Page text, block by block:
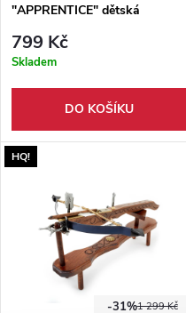
"APPRENTICE" dětská
799 Kč
Skladem
DO KOŠÍKU
HQ!
1 299 Kč
-31%